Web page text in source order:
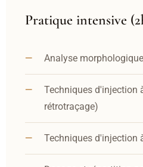
Pratique intensive
Analyse
Techniques d'injection
rétrotraçage)
Techniques d'injection